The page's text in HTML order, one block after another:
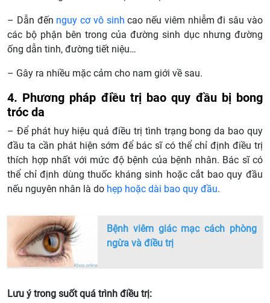
– Dẫn đến nguy cơ vô sinh cao nếu viêm nhiễm đi sâu vào
các bộ phận bên trong của đường sinh dục nhưng đường
ống dẫn tinh, đường tiết niệu…
– Gây ra nhiều mặc cảm cho nam giới về sau.
4. Phương pháp điều trị bao quy đầu bị bong
tróc da
– Để phát huy hiệu quả điều trị tình trạng bong da bao quy
đầu ta cần phát hiện sớm để bác sĩ có thể chỉ định điều trị
thích hợp nhất với mức độ bệnh của bệnh nhân. Bác sĩ có
thể chỉ định dùng thuốc kháng sinh hoặc cắt bao quy đầu
nếu nguyên nhân là do hẹp hoặc dài bao quy đầu.
Bệnh viêm giác mạc cách phòng
ngừa và điều trị
Lưu ý trong suốt quá trình điều trị: